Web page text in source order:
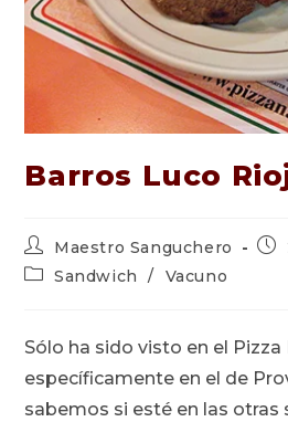
Barros Luco
Autor
de
la
Maestro Sanguchero
Categoría
entrada:
Sandwich / Vacuno
Sólo ha sido visto en el Pizza
específicamente en el de
sabemos si esté en las otras